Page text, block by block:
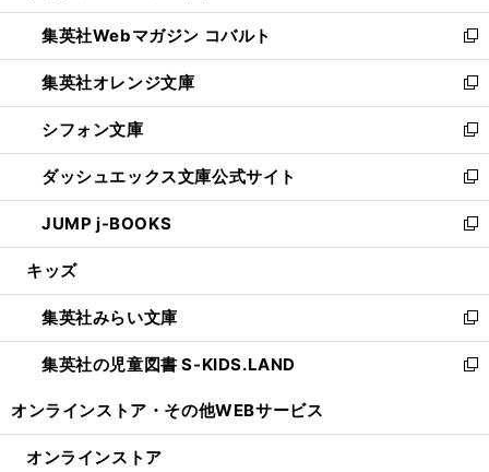
開
く
ウ
で
開
く
ン
ド
ウ
で
開
く
ウ
ィ
ン
ド
ウ
で
開
く
集英社Webマガジン コバルト
新
し
い
ウ
ィ
ン
ド
ウ
で
開
集英社オレンジ文庫
新
し
い
ウ
ィ
ン
ド
ウ
開
く
シフォン文庫
新
し
い
ウ
ィ
ン
ウ
で
開
く
ダッシュエックス文庫公式サイト
新
し
い
ウ
ン
ド
ウ
で
JUMP j-BOOKS
新
し
ウ
ィ
ン
ド
開
キッズ
集英社みらい文庫
新
し
い
ン
集英社の児童図書 S-KIDS.LAND
新
ウ
オンラインストア・ その他WEBサービス
オンラインストア